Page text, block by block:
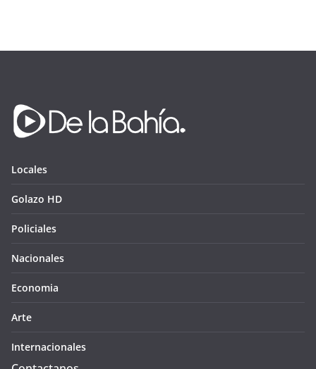
Locales
Golazo HD
Policiales
Nacionales
Economia
Arte
Internacionales